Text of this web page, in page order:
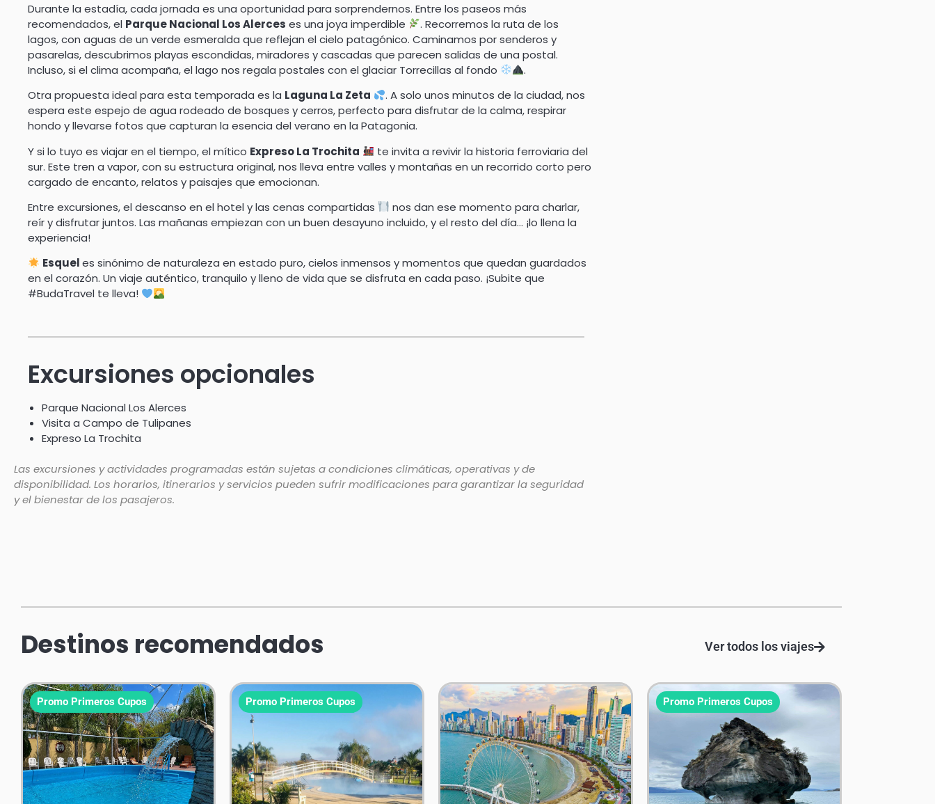
Durante la estadía, cada jornada es una oportunidad para sorprendernos. Entre los paseos más
recomendados, el Parque Nacional Los Alerces es una joya imperdible
. Recorremos la ruta de los
lagos, con aguas de un verde esmeralda que reflejan el cielo patagónico. Caminamos por senderos y
pasarelas, descubrimos playas escondidas, miradores y cascadas que parecen salidas de una postal.
Incluso, si el clima acompaña, el lago nos regala postales con el glaciar Torrecillas al fondo
.
Otra propuesta ideal para esta temporada es la Laguna La Zeta
. A solo unos minutos de la ciudad, nos
espera este espejo de agua rodeado de bosques y cerros, perfecto para disfrutar de la calma, respirar
hondo y llevarse fotos que capturan la esencia del verano en la Patagonia.
Y si lo tuyo es viajar en el tiempo, el mítico Expreso La Trochita
te invita a revivir la historia ferroviaria del
sur. Este tren a vapor, con su estructura original, nos lleva entre valles y montañas en un recorrido corto pero
cargado de encanto, relatos y paisajes que emocionan.
Entre excursiones, el descanso en el hotel y las cenas compartidas
nos dan ese momento para charlar,
reír y disfrutar juntos. Las mañanas empiezan con un buen desayuno incluido, y el resto del día… ¡lo llena la
experiencia!
Esqueles sinónimo de naturaleza en estado puro, cielos inmensos y momentos que quedan guardados
en el corazón. Un viaje auténtico, tranquilo y lleno de vida que se disfruta en cada paso. ¡Subite que
#BudaTravel te lleva!
Excursiones opcionales
Parque Nacional Los Alerces
Visita a Campo de Tulipanes
Expreso La Trochita
Las excursiones y actividades programadas están sujetas a condiciones climáticas, operativas y de
disponibilidad. Los horarios, itinerarios y servicios pueden sufrir modificaciones para garantizar la seguridad
y el bienestar de los pasajeros.
Destinos recomendados Ver todos los viajes
Promo Primeros Cupos Promo Primeros Cupos Promo Primeros Cupos